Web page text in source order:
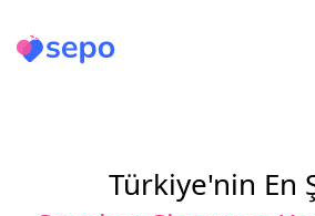
Türkiye'nin En